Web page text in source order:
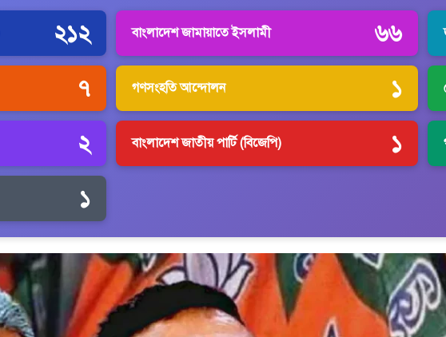
২১২ বাংলাদেশ জামায়াতে ইসলামী ৬৬
৭ গণসংহতি আন্দোলন ১
২ বাংলাদেশ জাতীয় পার্টি (বিজেপি) ১
১